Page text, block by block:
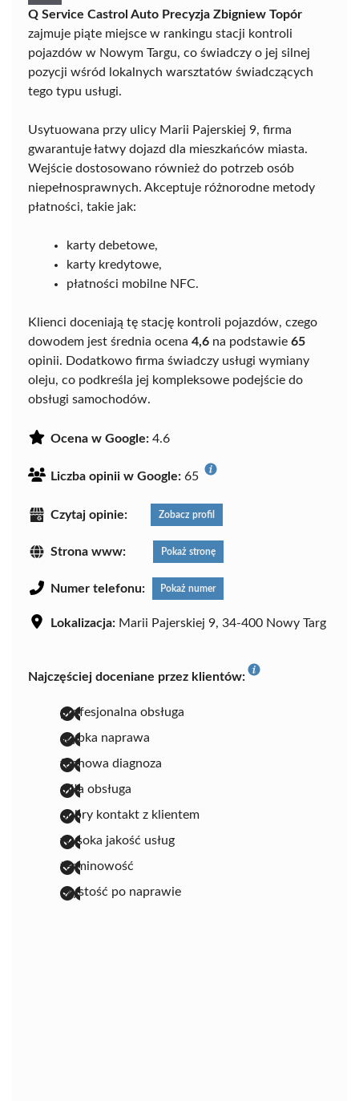
Q Service Castrol Auto Precyzja Zbigniew Topór
zajmuje piąte miejsce w rankingu stacji kontroli
pojazdów w Nowym Targu, co świadczy o jej silnej
pozycji wśród lokalnych warsztatów świadczących
tego typu usługi.
Usytuowana przy ulicy Marii Pajerskiej 9, firma
gwarantuje łatwy dojazd dla mieszkańców miasta.
Wejście dostosowano również do potrzeb osób
niepełnosprawnych. Akceptuje różnorodne metody
płatności, takie jak:
karty debetowe,
karty kredytowe,
płatności mobilne NFC.
Klienci doceniają tę stację kontroli pojazdów, czego
dowodem jest średnia ocena 4,6 na podstawie 65
opinii. Dodatkowo firma świadczy usługi wymiany
oleju, co podkreśla jej kompleksowe podejście do
obsługi samochodów.
Ocena w Google: 4.6
Liczba opinii w Google: 65
Czytaj opinie: Zobacz profil
Strona www: Pokaż stronę
Numer telefonu: Pokaż numer
Lokalizacja: Marii Pajerskiej 9, 34-400 Nowy Targ
Najczęściej doceniane przez klientów:
profesjonalna obsługa
szybka naprawa
fachowa diagnoza
miła obsługa
dobry kontakt z klientem
wysoka jakość usług
terminowość
czystość po naprawie